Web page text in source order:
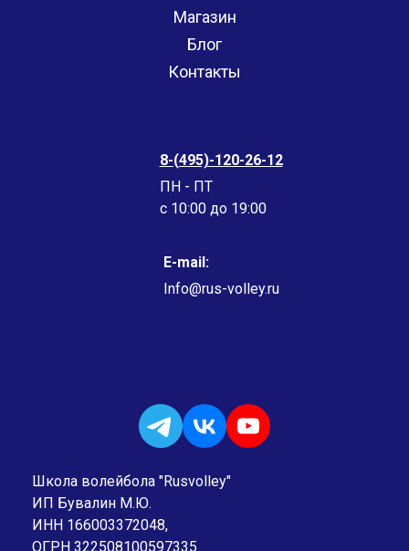
Магазин
Блог
Контакты
8-(495)-120-26-12
ПН - ПТ
c 10:00 до 19:00
E-mail:
Info@rus-volley.ru
Школа волейбола "Rusvolley"
ИП Бувалин М.Ю.
ИНН 166003372048,
ОГРН 322508100597335